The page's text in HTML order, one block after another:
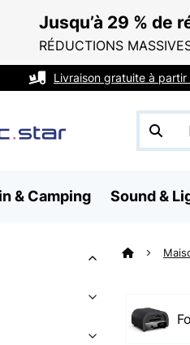
Jusqu’à 29 % de
RÉDUCTIONS
Livraison gratuite à
& Camping Sound &